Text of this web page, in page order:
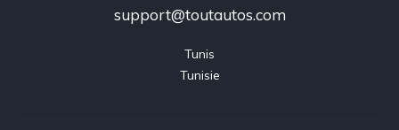
support@toutautos.com
Tunis
Tunisie